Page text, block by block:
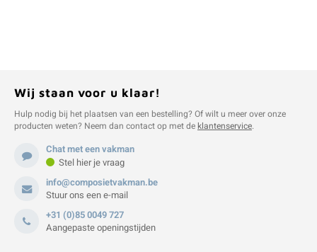
Wij staan voor u klaar!
Hulp nodig bij het plaatsen van een bestelling? Of wilt u meer over onze
producten weten? Neem dan contact op met deklantenservice.
Chat met een vakman
Stel hier je vraag
info@composietvakman.be
Stuur ons een e-mail
+31 (0)85 0049 727
Aangepaste openingstijden